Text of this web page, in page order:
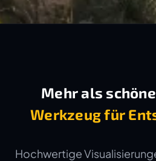
Mehr als
Werkzeug für
Hochwertige